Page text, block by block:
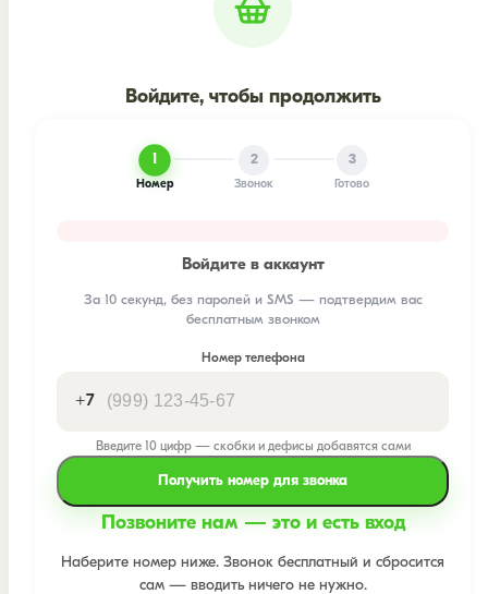
Войдите, чтобы продолжить
1
Номер
2
Звонок
3
Готово
Войдите в аккаунт
За 10 секунд, без паролей и SMS — подтвердим вас
бесплатным звонком
Номер телефона
+7
Введите 10 цифр — скобки и дефисы добавятся сами
Получить номер для звонка
Позвоните нам — это и есть вход
Наберите номер ниже. Звонок бесплатный и сбросится
сам — вводить ничего не нужно.